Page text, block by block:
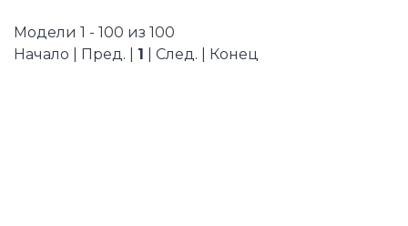
Модели 1 - 100 из 100
Начало | Пред. | 1 | След. | Конец